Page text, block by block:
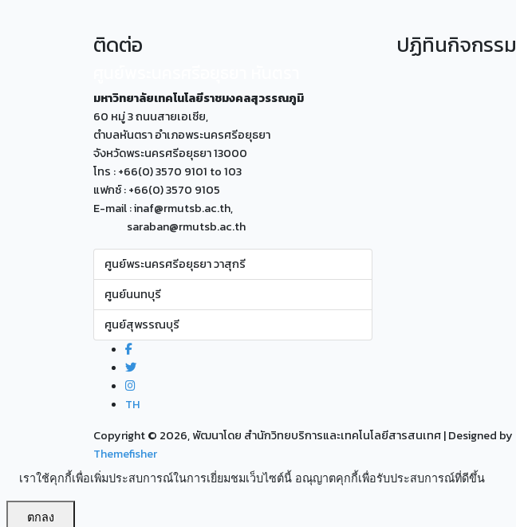
ติดต่อ
มหาวิทยาลัยเทคโนโลยีราชมงคลสุวรรณภูมิ
60 หมู่ 3 ถนนสายเอเซีย,
ตำบลหันตรา อำเภอพระนครศรีอยุธยา
จังหวัดพระนครศรีอยุธยา 13000
โทร : +66(0) 3570 9101 to 103
แฟกซ์ : +66(0) 3570 9105
E-mail : inaf@rmutsb.ac.th,
saraban@rmutsb.ac.th
ศูนย์พระนครศรีอยุธยา วาสุกรี
ศูนย์นนทบุรี
ศูนย์สุพรรณบุรี
TH
ปฏิทินกิจกรรม
Copyright © 2026, พัฒนาโดย สำนักวิทยบริการและเทคโนโลยีสารสนเทศ| Designed by
Themefisher
เราใช้คุกกี้เพื่อเพิ่มประสบการณ์ในการเยี่ยมชมเว็บไซต์นี้ อณุญาตคุกกี้เพื่อรับประสบการณ์ที่ดีขึ้น
ตกลง